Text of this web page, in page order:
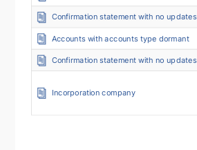
Confirmation statement with no updates
Accounts with accounts type dormant
Confirmation statement with no updates
Incorporation company